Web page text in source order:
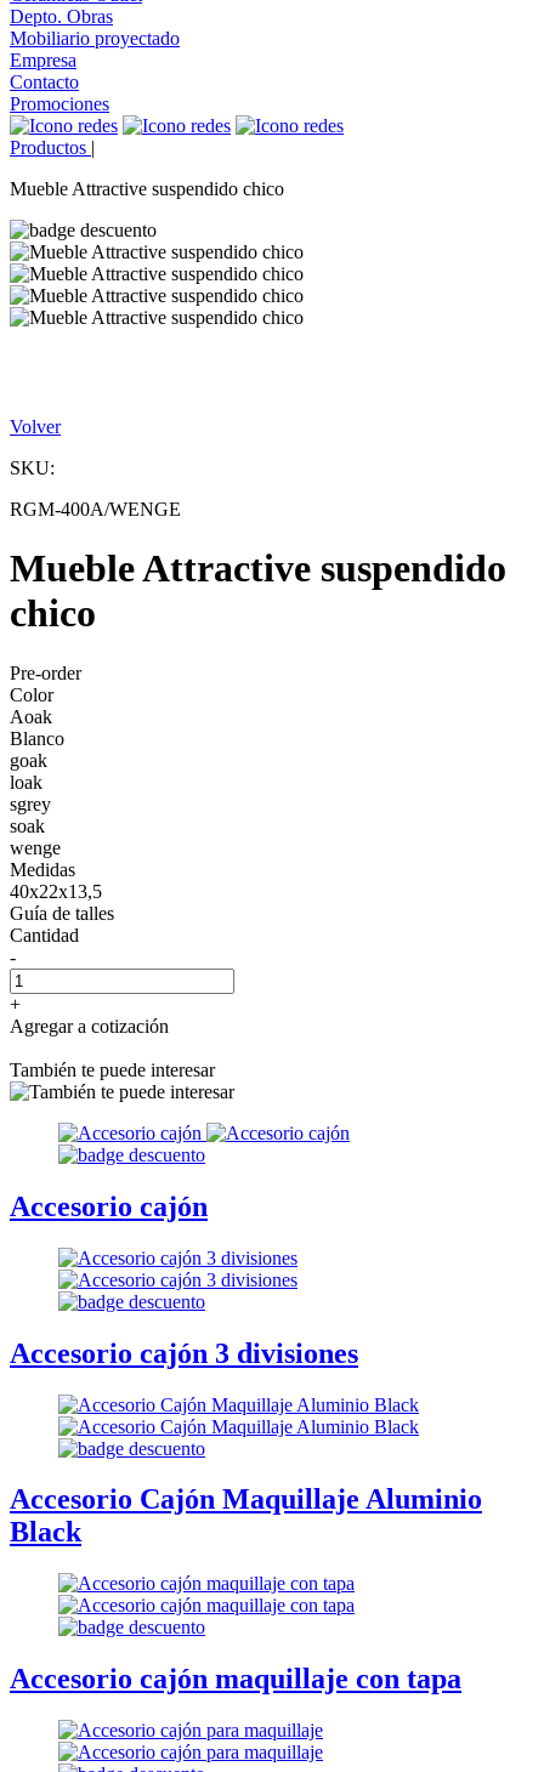
Depto. Obras
Mobiliario proyectado
Empresa
Contacto
Promociones
Productos |
Mueble Attractive suspendido chico
Volver
SKU:
RGM-400A/WENGE
Mueble Attractive suspendido
chico
Pre-order
Color
Aoak
Blanco
goak
loak
sgrey
soak
wenge
Medidas
40x22x13,5
Guía de talles
Cantidad
-
+
Agregar a cotización
También te puede interesar
Accesorio cajón
Accesorio cajón 3 divisiones
Accesorio Cajón Maquillaje Aluminio
Black
Accesorio cajón maquillaje con tapa